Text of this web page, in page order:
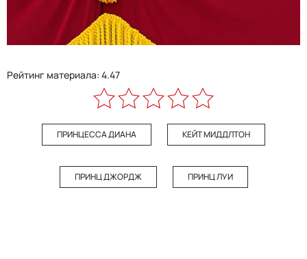
Рейтинг материала: 4.47
ПРИНЦЕССА ДИАНА КЕЙТ МИДДЛТОН
ПРИНЦ ДЖОРДЖ ПРИНЦ ЛУИ